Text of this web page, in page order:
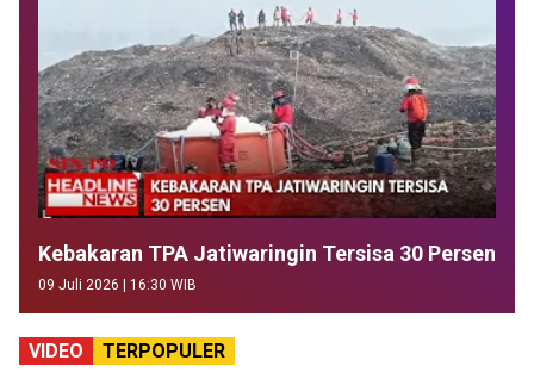
Kebakaran TPA Jatiwaringin Tersisa 30 Persen
09 Juli 2026 | 16:30 WIB
VIDEO TERPOPULER